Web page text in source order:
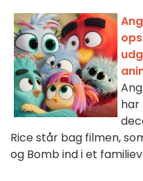
har
Rice står bag filmen,
og Bomb ind i et